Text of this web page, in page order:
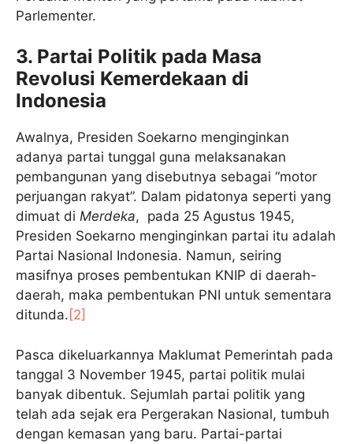
Parlementer.
3. Partai Politik pada Masa
Revolusi Kemerdekaan di
Indonesia
Awalnya, Presiden Soekarno menginginkan
adanya partai tunggal guna melaksanakan
pembangunan yang disebutnya sebagai “motor
perjuangan rakyat”. Dalam pidatonya seperti yang
dimuat di Merdeka, pada 25 Agustus 1945,
Presiden Soekarno menginginkan partai itu adalah
Partai Nasional Indonesia. Namun, seiring
masifnya proses pembentukan KNIP di daerah-
daerah, maka pembentukan PNI untuk sementara
ditunda. [2]
Pasca dikeluarkannya Maklumat Pemerintah pada
tanggal 3 November 1945, partai politik mulai
banyak dibentuk. Sejumlah partai politik yang
telah ada sejak era Pergerakan Nasional, tumbuh
dengan kemasan yang baru. Partai-partai